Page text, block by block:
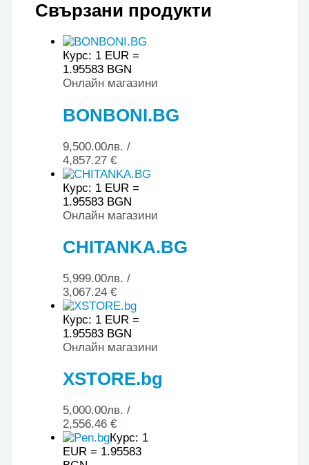
Свързани продукти
Курс: 1 EUR =
1.95583 BGN
Онлайн магазини
BONBONI.BG
9,500.00лв. /
4,857.27 €
Курс: 1 EUR =
1.95583 BGN
Онлайн магазини
CHITANKA.BG
5,999.00лв. /
3,067.24 €
Курс: 1 EUR =
1.95583 BGN
Онлайн магазини
XSTORE.bg
5,000.00лв. /
2,556.46 €
Курс: 1
EUR = 1.95583